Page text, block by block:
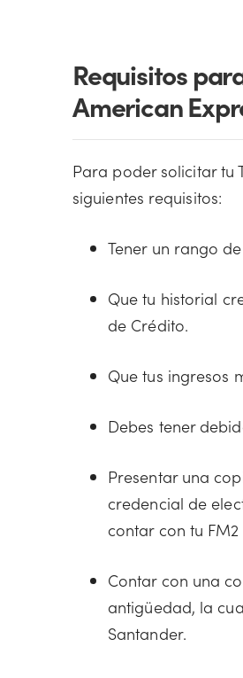
Requisitos
American
Para poder solicitar tu
siguientes requisitos:
Tener un rango
Que tu historial
de Crédito.
Que tus ingresos
Debes tener
Presentar una
credencial de
contar con tu
Contar con una
antigüedad, la
Santander.